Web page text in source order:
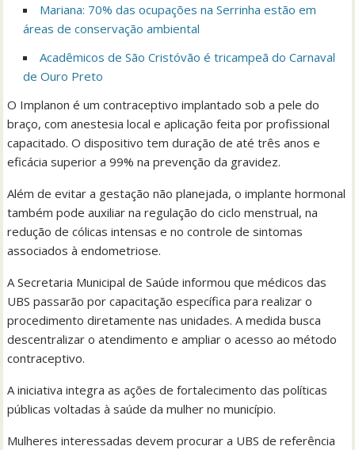
Mariana: 70% das ocupações na Serrinha estão em
áreas de conservação ambiental
Acadêmicos de São Cristóvão é tricampeã do Carnaval
de Ouro Preto
O Implanon é um contraceptivo implantado sob a pele do
braço, com anestesia local e aplicação feita por profissional
capacitado. O dispositivo tem duração de até três anos e
eficácia superior a 99% na prevenção da gravidez.
Além de evitar a gestação não planejada, o implante hormonal
também pode auxiliar na regulação do ciclo menstrual, na
redução de cólicas intensas e no controle de sintomas
associados à endometriose.
A Secretaria Municipal de Saúde informou que médicos das
UBS passarão por capacitação específica para realizar o
procedimento diretamente nas unidades. A medida busca
descentralizar o atendimento e ampliar o acesso ao método
contraceptivo.
A iniciativa integra as ações de fortalecimento das políticas
públicas voltadas à saúde da mulher no município.
Mulheres interessadas devem procurar a UBS de referência